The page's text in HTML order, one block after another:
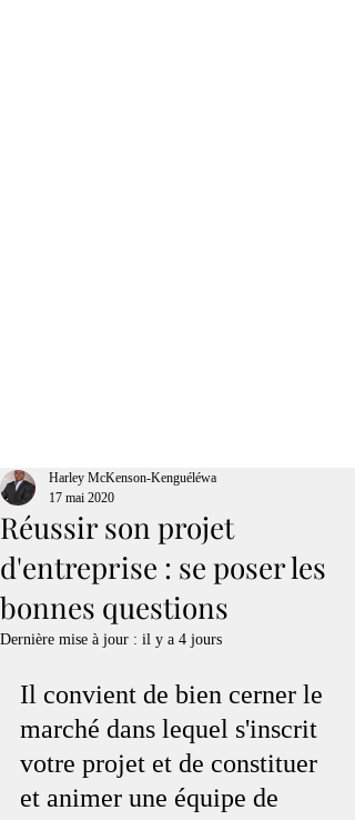
Réussir son projet
d'entreprise : se poser les
bonnes questions
Harley McKenson-Kenguéléwa
17 mai 2020
Dernière mise à jour : il y a 4 jours
Il convient de bien cerner le
marché dans lequel s'inscrit
votre projet et de constituer
et animer une équipe de